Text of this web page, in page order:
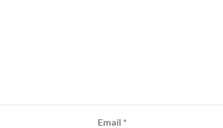
Email *